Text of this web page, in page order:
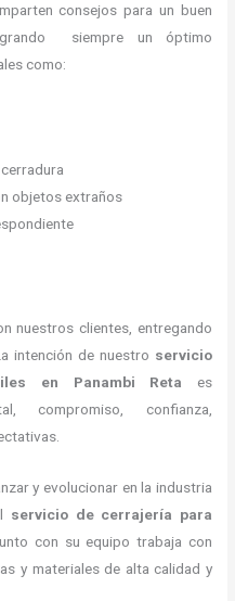
consejos para un buen
siempre un óptimo
como:
objetos extraños
nuestros clientes, entregando
intención de nuestro servicio
en Panambi Reta es
compromiso, confianza,
y evolucionar en la industria
servicio de cerrajería para
con su equipo trabaja con
y materiales de alta calidad y